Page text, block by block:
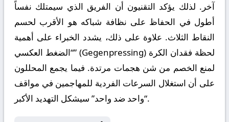
آخر. لذلك يؤكد التقنيون أن الفريق الذي سيمتلك نفساً
أطول في الحفاظ على نظافة شباكه هو الأقرب لحسم
النقاط الثلاث. علاوة على ذلك، يشدد الخبراء على أهمية
“الضغط العكسي” (Gegenpressing) لحظة فقدان الكرة
لمنع الخصم من شن هجمات مرتدة. فيما يجمع المحللون
على أن استغلال السرعات الفردية للمهاجمين في مواقف
“واحد ضد واحد” سيشكل التهديد الأكبر.